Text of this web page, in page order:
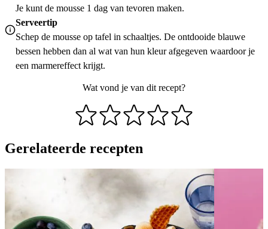
Je kunt de mousse 1 dag van tevoren maken.
Serveertip
Schep de mousse op tafel in schaaltjes. De ontdooide blauwe
bessen hebben dan al wat van hun kleur afgegeven waardoor je
een marmereffect krijgt.
Wat vond je van dit recept?
Gerelateerde recepten